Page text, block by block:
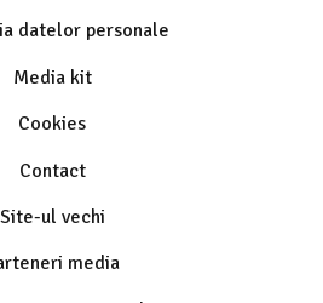
datelor personale
Media kit
Cookies
Contact
Site-ul vechi
media